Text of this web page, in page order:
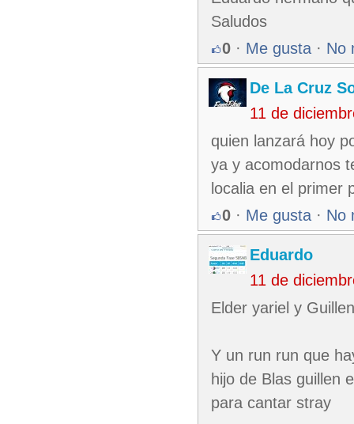
Saludos
0 · Me gusta · No
De La Cruz
11 de
quien lanzará hoy
ya y acomodarnos
localia en el primer
0 · Me gusta · No
Eduardo
11 de
Elder yariel y Guillen
Y un run run que
hijo de Blas guillen
para cantar stray